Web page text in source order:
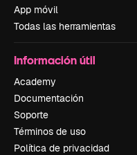
App móvil
Todas las herramientas
Información útil
Academy
Documentación
Soporte
Términos de uso
Política de privacidad